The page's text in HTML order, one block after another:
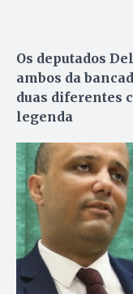
Os deputados
ambos da
duas diferentes
legenda